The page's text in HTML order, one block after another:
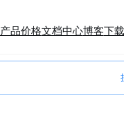
产品价格文档中心博客下载